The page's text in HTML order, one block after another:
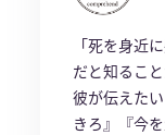
「死を身近
だと知るこ
彼が伝えた
きろ』『今